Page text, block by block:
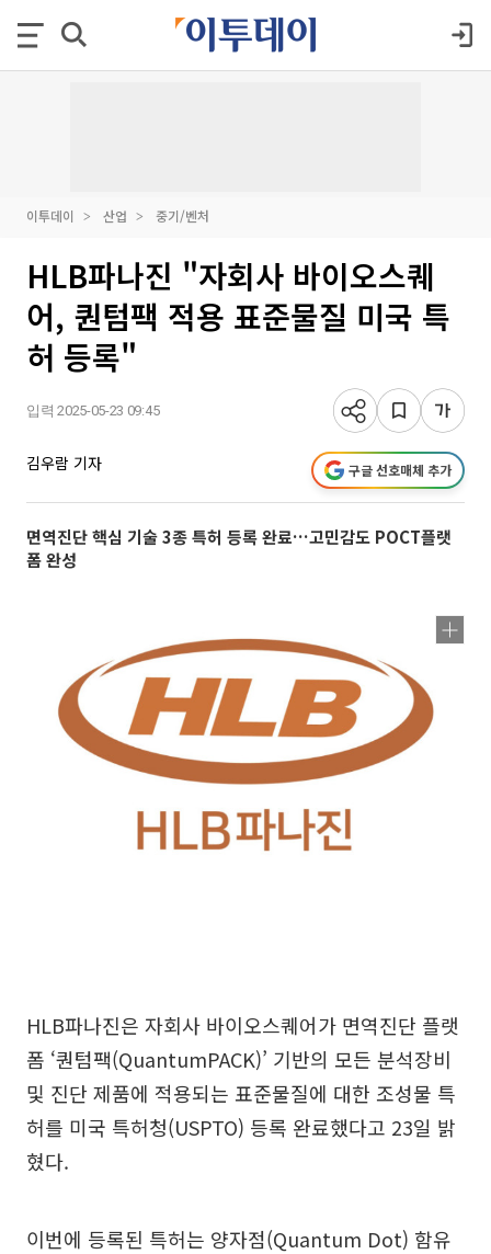
이투데이 산업 중기/벤처
HLB파나진 "자회사 바이오스퀘
어, 퀀텀팩 적용 표준물질 미국 특
허 등록"
입력 2025-05-23 09:45
김우람 기자 구글 선호매체 추가
면역진단 핵심 기술 3종 특허 등록 완료…고민감도 POCT플랫
폼 완성
HLB파나진은 자회사 바이오스퀘어가 면역진단 플랫
폼 ‘퀀텀팩(QuantumPACK)’ 기반의 모든 분석장비
및 진단 제품에 적용되는 표준물질에 대한 조성물 특
허를 미국 특허청(USPTO) 등록 완료했다고 23일 밝
혔다.
이번에 등록된 특허는 양자점(Quantum Dot) 함유